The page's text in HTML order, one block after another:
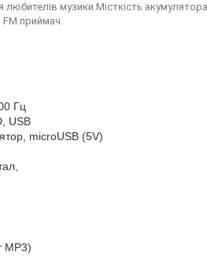
любителів музики.Місткість
приймач.
Гц
USB
microUSB (5V)
MP3)